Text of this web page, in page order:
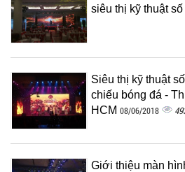
siêu thị kỹ thuật số
Siêu thị kỹ thuật
chiếu bóng đá -
HCM 08/06/2018
Giới thiệu màn